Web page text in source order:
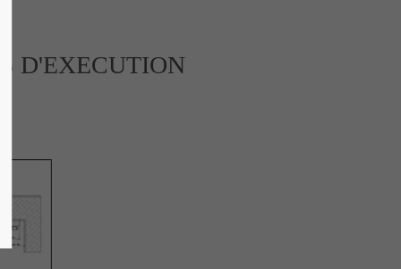
penatibus et magnis dis parturient
montes, nascetur ridiculus mus.
D'EXECUTION